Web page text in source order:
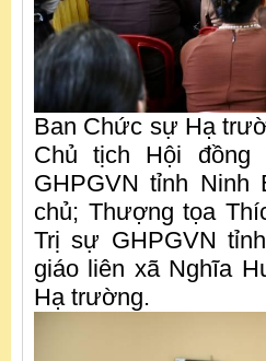
Ban Chức sự Hạ
Chủ tịch Hội
GHPGVN tỉnh
chủ; Thượng tọa
Trị sự GHPGVN
giáo liên xã Nghĩa
Hạ trường.